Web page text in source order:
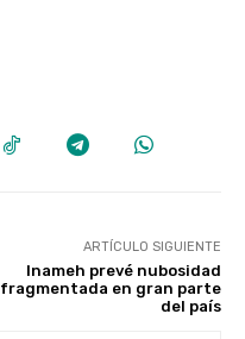
ARTÍCULO SIGUIENTE
Inameh prevé nubosidad
fragmentada en gran parte
del país